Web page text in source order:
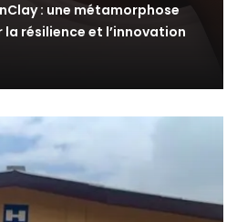
: une métamorphose
résilience et l’innovation